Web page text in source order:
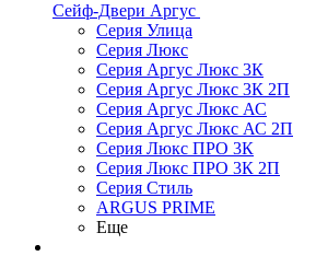
Сейф-Двери Аргус
Серия Улица
Серия Люкс
Серия Аргус Люкс 3К
Серия Аргус Люкс 3К 2П
Серия Аргус Люкс АС
Серия Аргус Люкс АС 2П
Серия Люкс ПРО 3К
Серия Люкс ПРО 3К 2П
Серия Стиль
ARGUS PRIME
Еще